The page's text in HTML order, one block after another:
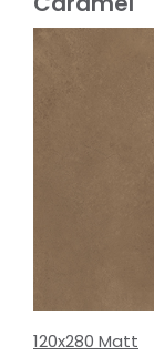
120x280 Matt